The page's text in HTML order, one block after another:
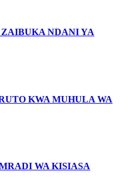
NDANI YA
KWA MUHULA WA
WA KISIASA